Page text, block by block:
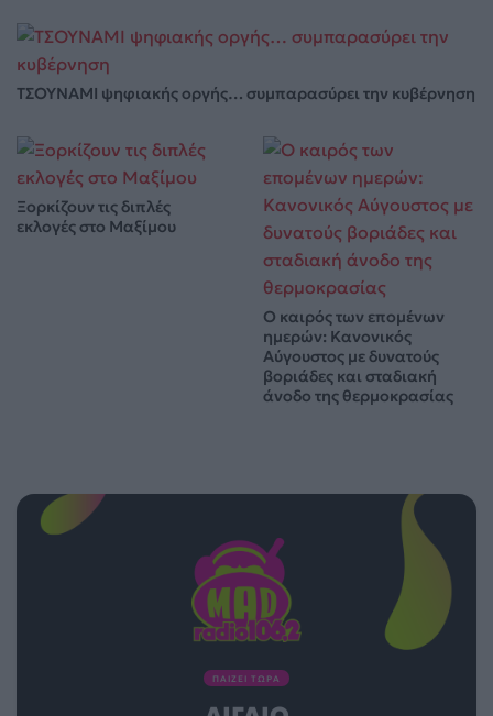
ΤΣΟΥΝΑΜΙ ψηφιακής οργής… συμπαρασύρει την κυβέρνηση
Ξορκίζουν τις διπλές
εκλογές στο Μαξίμου
Ο καιρός των επομένων
ημερών: Κανονικός
Αύγουστος με δυνατούς
βοριάδες και σταδιακή
άνοδο της θερμοκρασίας
ΠΑΙΖΕΙ ΤΩΡΑ